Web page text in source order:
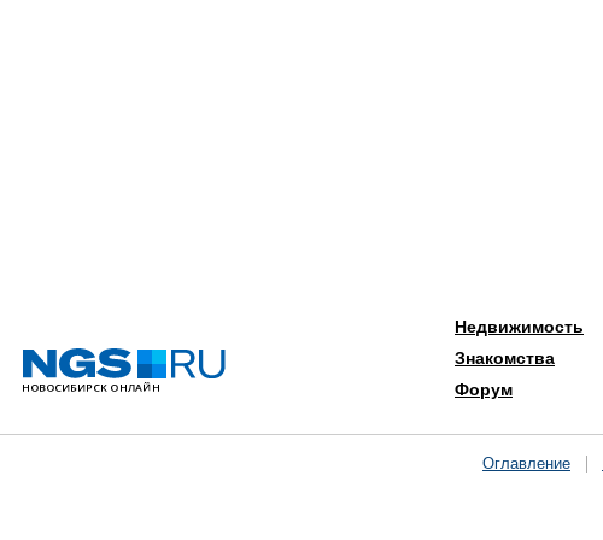
Недвижимость
Знакомства
Форум
Оглавление